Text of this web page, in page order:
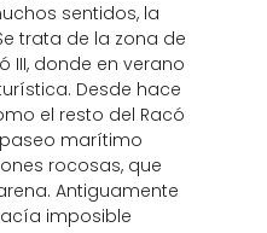
sentidos, la
trata de la zona de
III, donde en verano
Desde hace
el resto del Racó
marítimo
rocosas, que
Antiguamente
imposible